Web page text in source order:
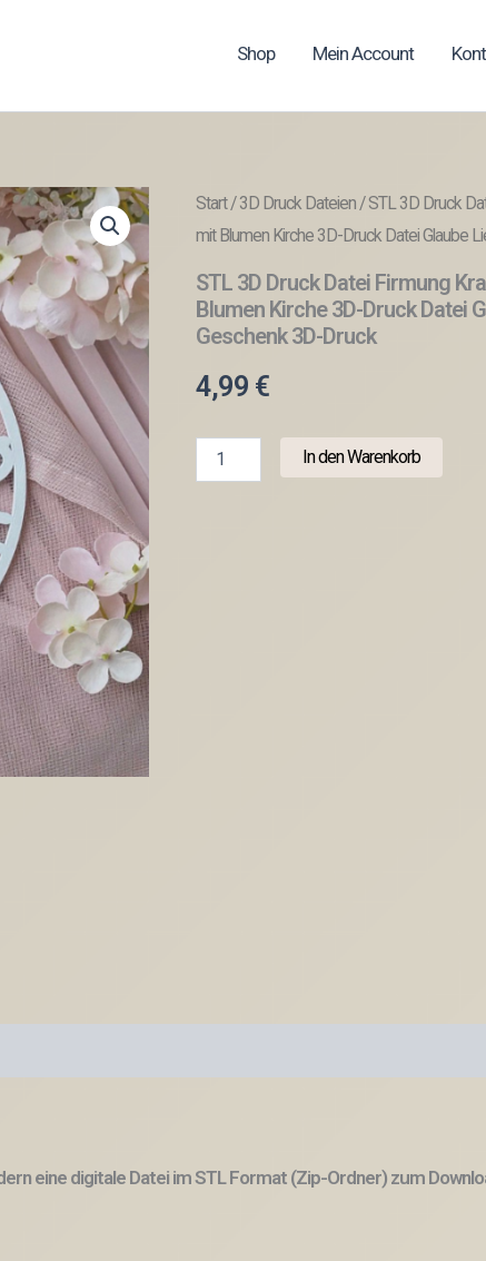
Shop Mein Account
Start/3D Druck Dateien/ STL 3D Druck
mit Blumen Kirche 3D-Druck Datei Glaube
STL 3D Druck Datei Firmung
Blumen Kirche 3D-Druck Datei
Geschenk 3D-Druck
4,99 €
In den Warenkorb
eine digitale Datei im STL Format (Zip-Ordner) zum